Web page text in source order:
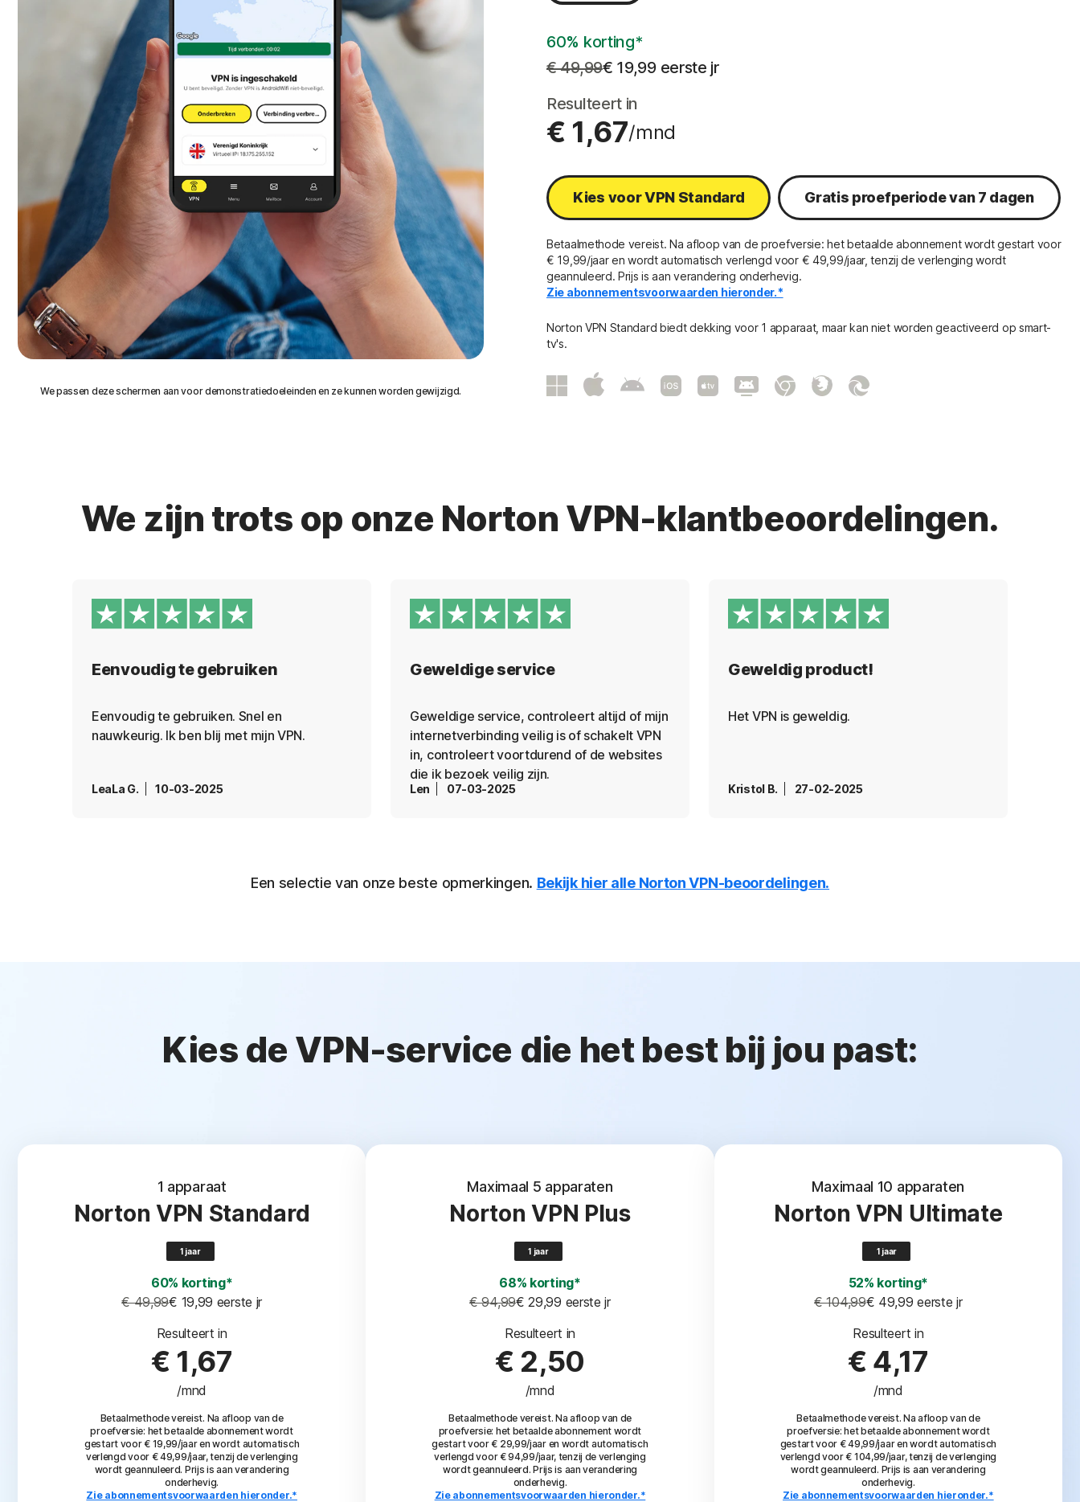
We passen deze schermen aan voor demonstratiedoeleinden en ze kunnen worden gewijzigd.
60% korting*
€ 49,99€ 19,99 eerste jr
Resulteert in
€ 1,67/mnd
Kies voor VPN Standard Gratis proefperiode van 7 dagen
Betaalmethode vereist. Na afloop van de proefversie: het betaalde abonnement wordt gestart voor
€ 19,99/jaar en wordt automatisch verlengd voor € 49,99/jaar, tenzij de verlenging wordt
geannuleerd. Prijs is aan verandering onderhevig.
Zie abonnementsvoorwaarden hieronder.*
Norton VPN Standard biedt dekking voor 1 apparaat, maar kan niet worden geactiveerd op smart-
tv's.
We zijn trots op onze Norton VPN-klantbeoordelingen.
Eenvoudig te gebruiken
Eenvoudig te gebruiken. Snel en
nauwkeurig. Ik ben blij met mijn VPN.
LeaLa G. 10-03-2025
Geweldige service
Geweldige service, controleert altijd of mijn
internetverbinding veilig is of schakelt VPN
in, controleert voortdurend of de websites
die ik bezoek veilig zijn.
Len 07-03-2025
Geweldig product!
Het VPN is geweldig.
Kristol B. 27-02-2025
Een selectie van onze beste opmerkingen. Bekijk hier alle Norton VPN-beoordelingen.
Kies de VPN-service die het best bij jou past:
1 apparaat
Norton VPN Standard
1 jaar
60% korting*
€ 49,99€ 19,99 eerste jr
Resulteert in
€ 1,67
/mnd
Betaalmethode vereist. Na afloop van de
proefversie: het betaalde abonnement wordt
gestart voor € 19,99/jaar en wordt automatisch
verlengd voor € 49,99/jaar, tenzij de verlenging
wordt geannuleerd. Prijs is aan verandering
onderhevig.
Zie abonnementsvoorwaarden hieronder.*
Maximaal 5 apparaten
Norton VPN Plus
1 jaar
68% korting*
€ 94,99€ 29,99 eerste jr
Resulteert in
€ 2,50
/mnd
Betaalmethode vereist. Na afloop van de
proefversie: het betaalde abonnement wordt
gestart voor € 29,99/jaar en wordt automatisch
verlengd voor € 94,99/jaar, tenzij de verlenging
wordt geannuleerd. Prijs is aan verandering
onderhevig.
Zie abonnementsvoorwaarden hieronder.*
Maximaal 10 apparaten
Norton VPN Ultimate
1 jaar
52% korting*
€ 104,99€ 49,99 eerste jr
Resulteert in
€ 4,17
/mnd
Betaalmethode vereist. Na afloop van de
proefversie: het betaalde abonnement wordt
gestart voor € 49,99/jaar en wordt automatisch
verlengd voor € 104,99/jaar, tenzij de verlenging
wordt geannuleerd. Prijs is aan verandering
onderhevig.
Zie abonnementsvoorwaarden hieronder.*